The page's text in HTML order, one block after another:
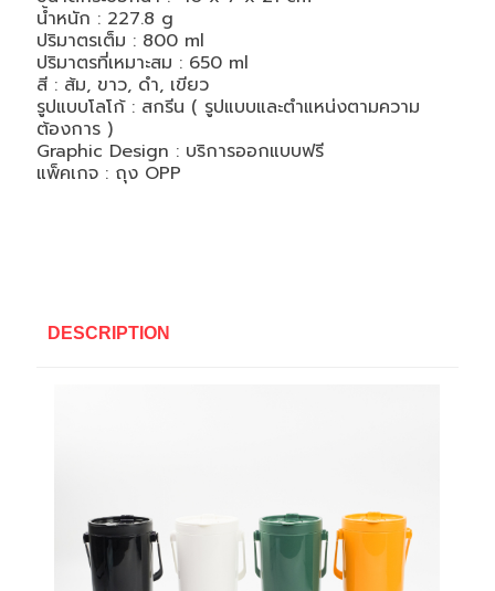
น้ำหนัก : 227.8 g
ปริมาตรเต็ม : 800 ml
ปริมาตรที่เหมาะสม : 650ml
สี : ส้ม, ขาว, ดำ, เขียว
รูปแบบโลโก้ : สกรีน ( รูปแบบและตำแหน่งตามความ
ต้องการ )
Graphic Design : บริการออกแบบฟรี
แพ็คเกจ : ถุง OPP
DESCRIPTION